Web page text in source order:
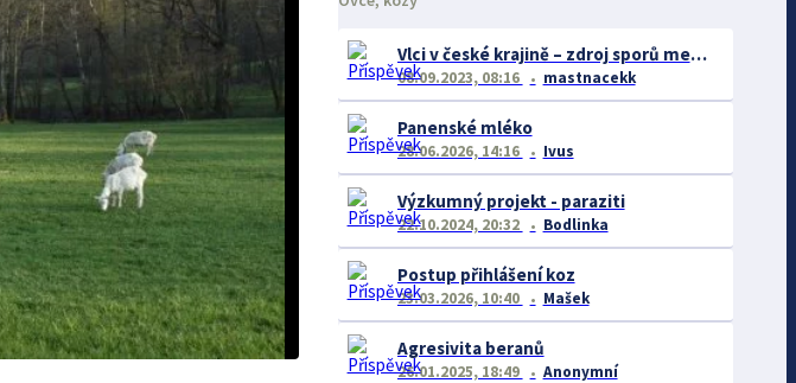
Vlci v české krajině – zdroj sporů mezi farmáři a ochránci
08.09.2023, 08:16 mastnacekk
Panenské mléko
28.06.2026, 14:16 Ivus
Výzkumný projekt - paraziti
22.10.2024, 20:32 Bodlinka
Postup přihlášení koz
23.03.2026, 10:40 Mašek
Agresivita beranů
26.01.2025, 18:49 Anonymní